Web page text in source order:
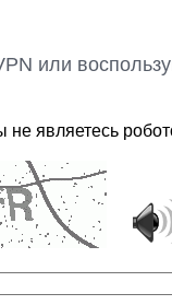
или
не являетесь